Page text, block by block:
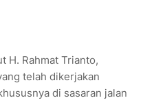
H. Rahmat Trianto,
telah dikerjakan
di sasaran jalan